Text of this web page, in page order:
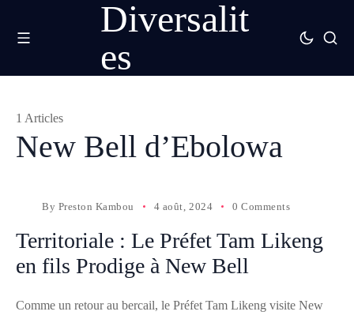
Diversalit
es
New Bell d’Ebolowa
1 Articles
By Preston Kambou 4 août, 2024 0 Comments
Territoriale : Le Préfet Tam Likeng
en fils Prodige à New Bell
Comme un retour au bercail, le Préfet Tam Likeng visite New